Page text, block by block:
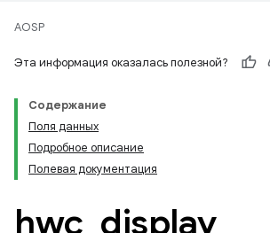
AOSP
Эта информация оказалась полезной?
Содержание
Поля данных
Подробное описание
Полевая документация
hwc display_